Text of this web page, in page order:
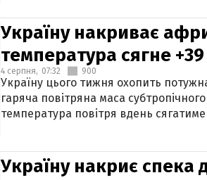
Україну накриває
температура сягне +39
4 серпня, 07:32 900
Україну цього тижня охопить
гаряча повітряна маса
температура повітря вдень сягатиме
Україну накриє спека